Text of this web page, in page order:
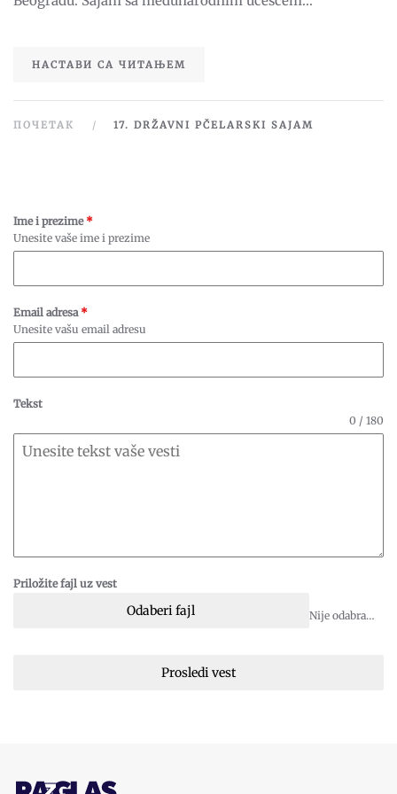
SAJAM
НАСТАВИ СА ЧИТАЊЕМ
ПОЧЕТАК 17. DRŽAVNI PČELARSKI SAJAM
Ime i prezime *
Unesite vaše ime i prezime
Email adresa *
Unesite vašu email adresu
Tekst
0 / 180
Priložite fajl uz vest
Odaberi fajl Nije odabran fajl
Prosledi vest